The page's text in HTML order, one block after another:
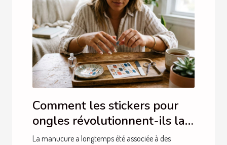
Comment les stickers pour
ongles révolutionnent-ils la
manucure ?
La manucure a longtemps été associée à des